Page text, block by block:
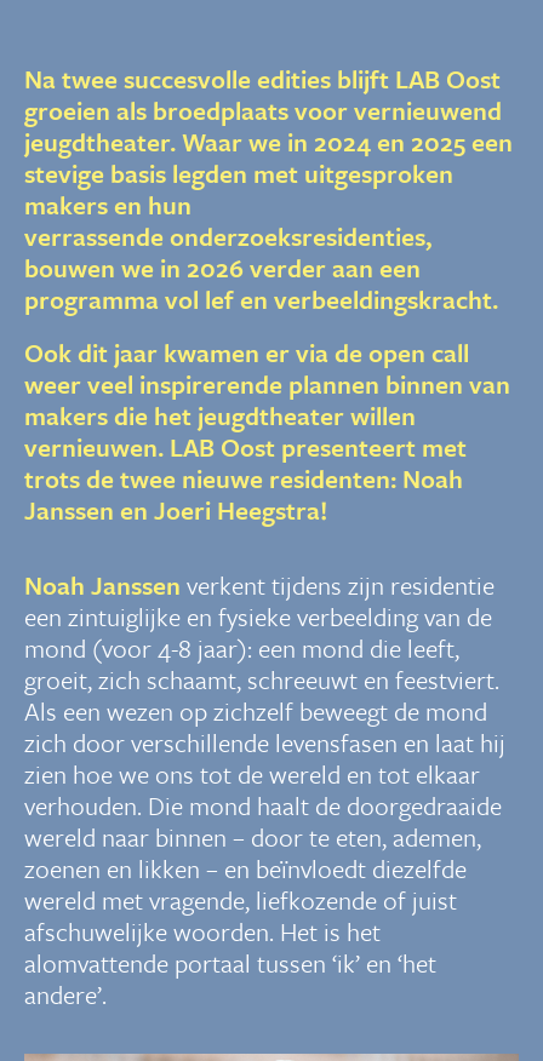
Na twee succesvolle edities blijft LAB Oost
groeien als broedplaats voor vernieuwend
jeugdtheater. Waar we in 2024 en 2025 een
stevige basis legden met uitgesproken
makers en hun
verrassende onderzoeksresidenties,
bouwen we in 2026 verder aan een
programma vol lef en verbeeldingskracht.
Ook dit jaar kwamen er via de open call
weer veel inspirerende plannen binnen van
makers die het jeugdtheater willen
vernieuwen. LAB Oost presenteert met
trots de twee nieuwe residenten: Noah
Janssen en Joeri Heegstra!
Noah Janssen verkent tijdens zijn residentie
een zintuiglijke en fysieke verbeelding van de
mond (voor 4-8 jaar): een mond die leeft,
groeit, zich schaamt, schreeuwt en feestviert.
Als een wezen op zichzelf beweegt de mond
zich door verschillende levensfasen en laat hij
zien hoe we ons tot de wereld en tot elkaar
verhouden. Die mond haalt de doorgedraaide
wereld naar binnen – door te eten, ademen,
zoenen en likken – en beïnvloedt diezelfde
wereld met vragende, liefkozende of juist
afschuwelijke woorden. Het is het
alomvattende portaal tussen ‘ik’ en ‘het
andere’.